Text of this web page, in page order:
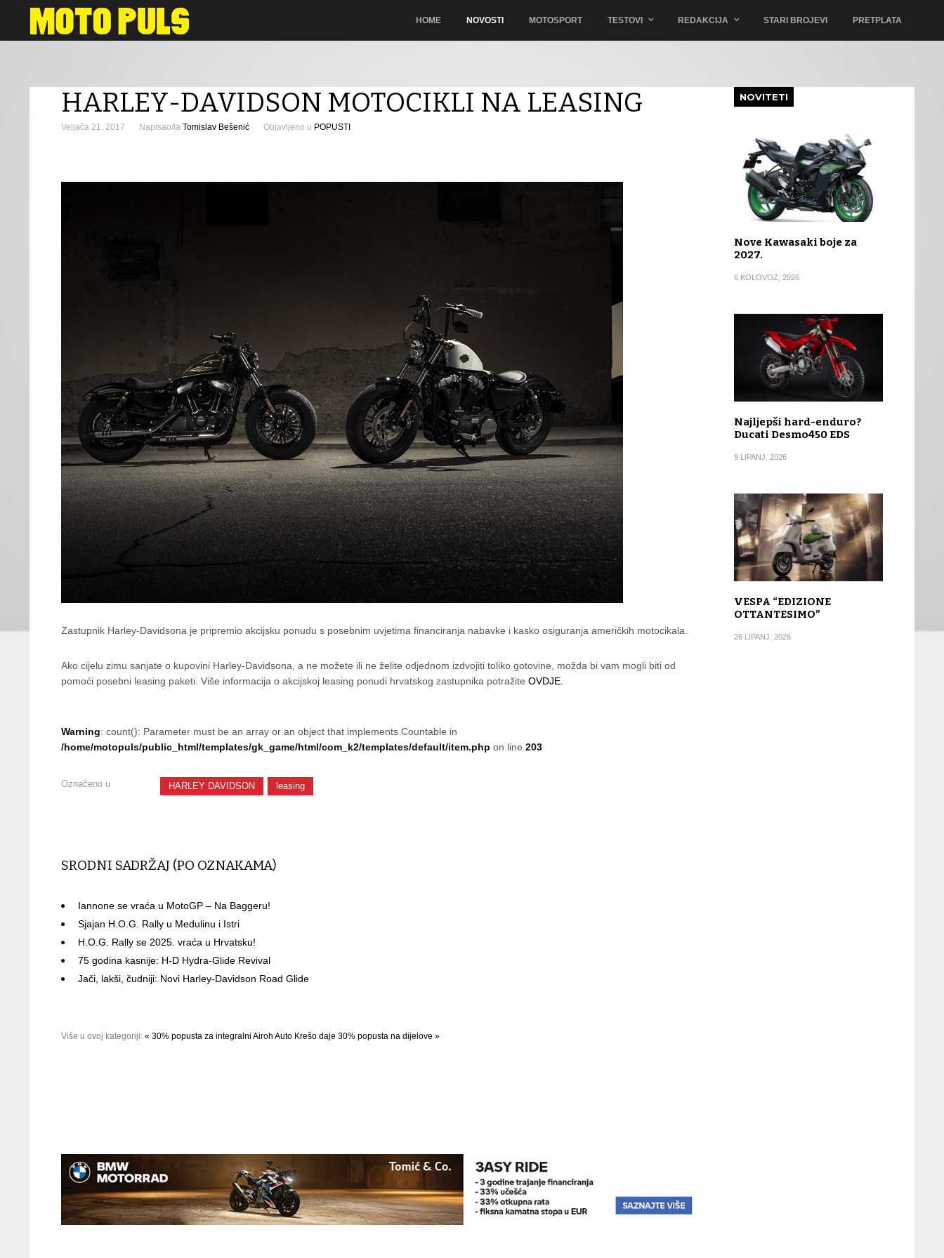
HOME NOVOSTI MOTOSPORT TESTOVI REDAKCIJA STARI BROJEVI PRETPLATA
HARLEY-DAVIDSON MOTOCIKLI NA LEASING
Veljača 21, 2017 Napisao/la Tomislav Bešenić Objavljeno u POPUSTI
Zastupnik Harley-Davidsona je pripremio akcijsku ponudu s posebnim uvjetima financiranja nabavke i kasko osiguranja američkih motocikala.
Ako cijelu zimu sanjate o kupovini Harley-Davidsona, a ne možete ili ne želite odjednom izdvojiti toliko gotovine, možda bi vam mogli biti od
pomoći posebni leasing paketi. Više informacija o akcijskoj leasing ponudi hrvatskog zastupnika potražite OVDJE.
Warning: count(): Parameter must be an array or an object that implements Countable in
/home/motopuls/public_html/templates/gk_game/html/com_k2/templates/default/item.php on line 203
Označeno u HARLEY DAVIDSON leasing
SRODNI SADRŽAJ (PO OZNAKAMA)
Iannone se vraća u MotoGP – Na Baggeru!
Sjajan H.O.G. Rally u Medulinu i Istri
H.O.G. Rally se 2025. vraća u Hrvatsku!
75 godina kasnije: H-D Hydra-Glide Revival
Jači, lakši, čudniji: Novi Harley-Davidson Road Glide
Više u ovoj kategoriji: « 30% popusta za integralni Airoh Auto Krešo daje 30% popusta na dijelove »
NOVITETI
Nove Kawasaki boje za
2027.
6 KOLOVOZ, 2026
Najljepši hard-enduro?
Ducati Desmo450 EDS
9 LIPANJ, 2026
VESPA “EDIZIONE
OTTANTESIMO”
26 LIPANJ, 2026